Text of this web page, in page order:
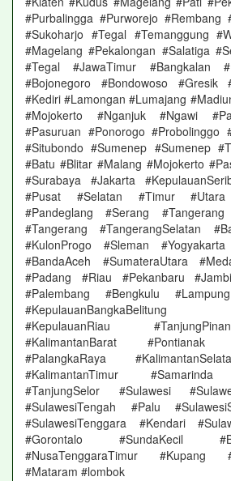
#Purbalingga #Purworejo #Rembang
#Sukoharjo #Tegal #Temanggung
#Magelang #Pekalongan #Salatiga
#Tegal #JawaTimur #Bangkalan
#Bojonegoro #Bondowoso #Gresik
#Kediri #Lamongan #Lumajang
#Mojokerto #Nganjuk #Ngawi
#Pasuruan #Ponorogo #Probolinggo
#Situbondo #Sumenep #Sumenep
#Batu #Blitar #Malang #Mojokerto
#Surabaya #Jakarta
#Pusat #Selatan #Timur
#Pandeglang #Serang
#Tangerang #TangerangSelatan
#KulonProgo #Sleman
#BandaAceh #SumateraUtara
#Padang #Riau #Pekanbaru
#Palembang #Bengkulu
#KepulauanBangkaBelitung
#KepulauanRiau
#KalimantanBarat #Pontianak
#PalangkaRaya
#KalimantanTimur #Samarinda
#TanjungSelor #Sulawesi
#SulawesiTengah #Palu
#SulawesiTenggara #Kendari
#Gorontalo #SundaKecil
#NusaTenggaraTimur #Kupang
#Mataram #lombok